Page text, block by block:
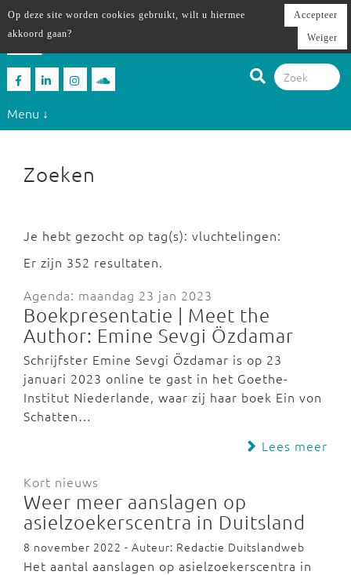
Menu ↓
Zoeken
Je hebt gezocht op tag(s): vluchtelingen:
Er zijn 352 resultaten.
Agenda: maandag 23 jan 2023
Boekpresentatie | Meet the
Author: Emine Sevgi Özdamar
Schrijfster Emine Sevgi Özdamar is op 23
januari 2023 online te gast in het Goethe-
Institut Niederlande, waar zij haar boek Ein von
Schatten…
Lees meer
Kort nieuws
Weer meer aanslagen op
asielzoekerscentra in Duitsland
8 november 2022 - Auteur: Redactie Duitslandweb
Het aantal aanslagen op asielzoekerscentra in
Op deze site worden cookies gebruikt, wilt u hiermee
akkoord gaan?
Accepteer
Weiger